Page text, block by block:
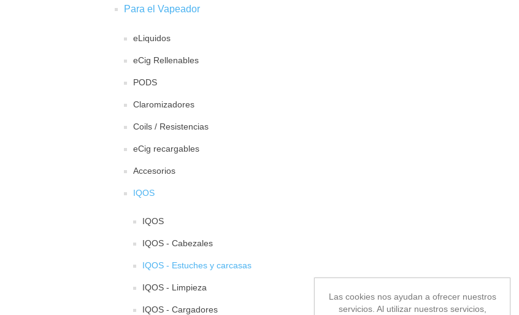
Para el Vapeador
eLiquidos
eCig Rellenables
PODS
Claromizadores
Coils / Resistencias
eCig recargables
Accesorios
IQOS
IQOS
IQOS - Cabezales
IQOS - Estuches y carcasas
IQOS - Limpieza
IQOS - Cargadores
Las cookies nos ayudan a ofrecer nuestros
servicios. Al utilizar nuestros servicios,